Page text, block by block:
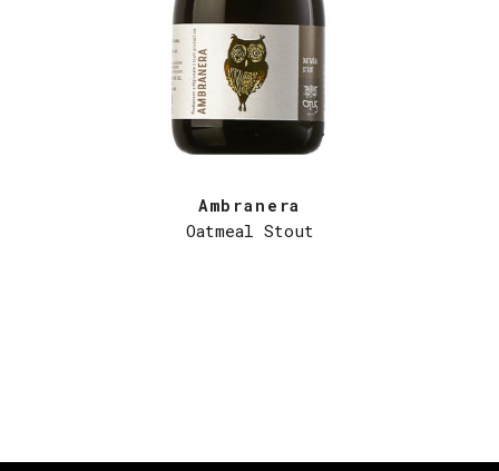
Ambranera
Oatmeal Stout